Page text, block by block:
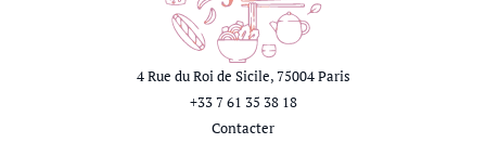
4 Rue du Roi de Sicile, 75004 Paris
+33 7 61 35 38 18
Contacter